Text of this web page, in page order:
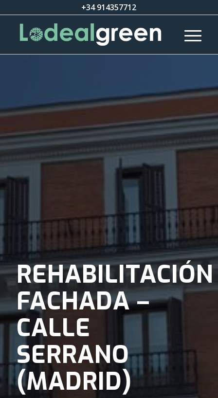
+34 914357712
REHABILITACIÓN
FACHADA –
CALLE
SERRANO
(MADRID)